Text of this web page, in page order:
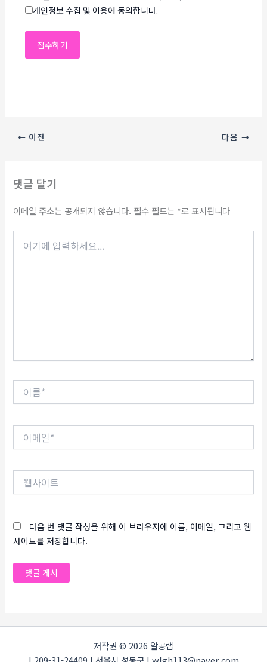
개인정보 수집 및 이용에 동의합니다.
이전 다음
댓글 달기
이메일 주소는 공개되지 않습니다. 필수 필드는 *로 표시됩니다
다음 번 댓글 작성을 위해 이 브라우저에 이름, 이메일, 그리고 웹
사이트를 저장합니다.
저작권 © 2026 알공랩